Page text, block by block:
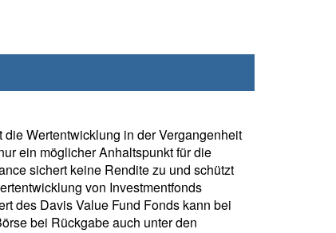
Wertentwicklung in der Vergangenheit
ein möglicher Anhaltspunkt für die
sichert keine Rendite zu und schützt
von Investmentfonds
des Davis Value Fund Fonds kann bei
bei Rückgabe auch unter den